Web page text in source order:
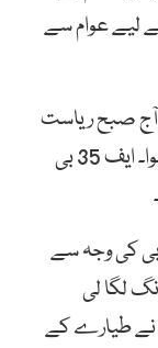
کے لیے عوام سے
لڑاکا طیارہ آج صبح ریاست
ساؤتھ کیرولائنا میں پرواز کرتے ہوئے لاپتہ ہوا۔ ایف 35 بی
کی وجہ سے
لگا لی
نے طیارے کے